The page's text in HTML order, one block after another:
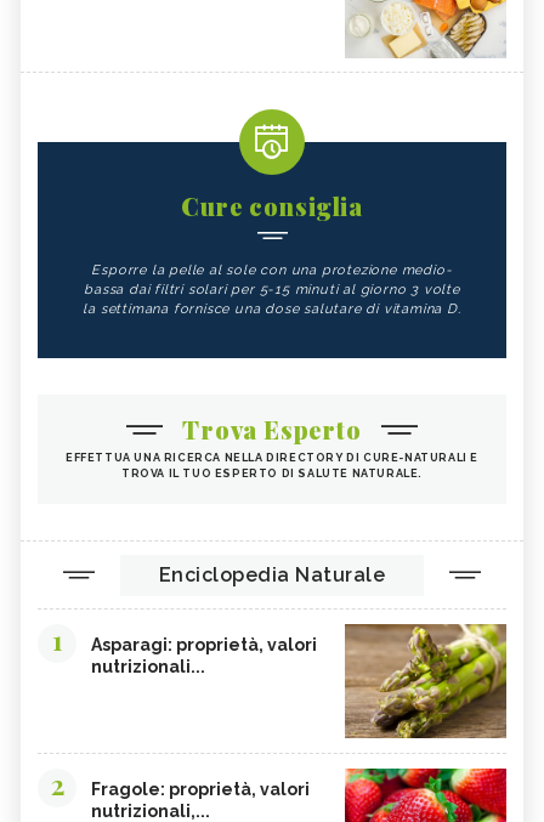
Cure consiglia
Esporre la pelle al sole con una protezione medio-
bassa dai filtri solari per 5-15 minuti al giorno 3 volte
la settimana fornisce una dose salutare di vitamina D.
Trova Esperto
EFFETTUA UNA RICERCA NELLA DIRECTORY DI CURE-NATURALI E
TROVA IL TUO ESPERTO DI SALUTE NATURALE.
Enciclopedia Naturale
1
Asparagi: proprietà, valori
nutrizionali...
2
Fragole: proprietà, valori
nutrizionali,...